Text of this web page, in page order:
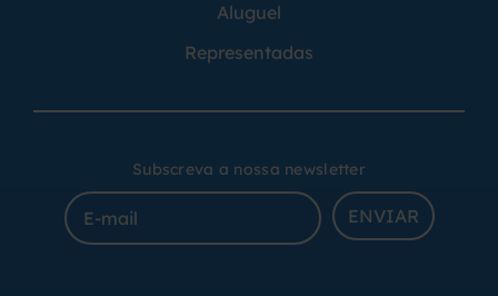
Aluguel
Representadas
Subscreva a nossa newsletter
ENVIAR